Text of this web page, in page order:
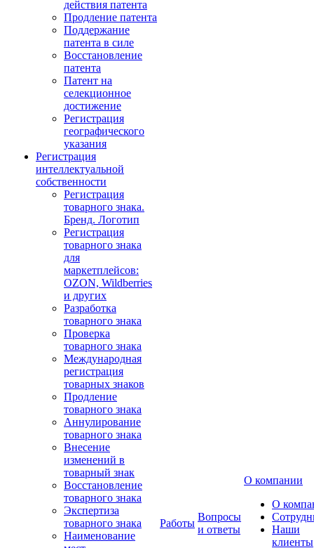
действия патента
Продление патента
Поддержание
патента в силе
Восстановление
патента
Патент на
селекционное
достижение
Регистрация
географического
указания
Регистрация
интеллектуальной
собственности
Регистрация
товарного знака.
Бренд. Логотип
Регистрация
товарного знака
для
маркетплейсов:
OZON, Wildberries
и других
Разработка
товарного знака
Проверка
товарного знака
Международная
регистрация
товарных знаков
Продление
товарного знака
Аннулирование
товарного знака
Внесение
изменений в
товарный знак
Восстановление
товарного знака
Экспертиза
товарного знака
Наименование
Работы
Вопросы
и ответы
О компании
О
Наши
клиенты